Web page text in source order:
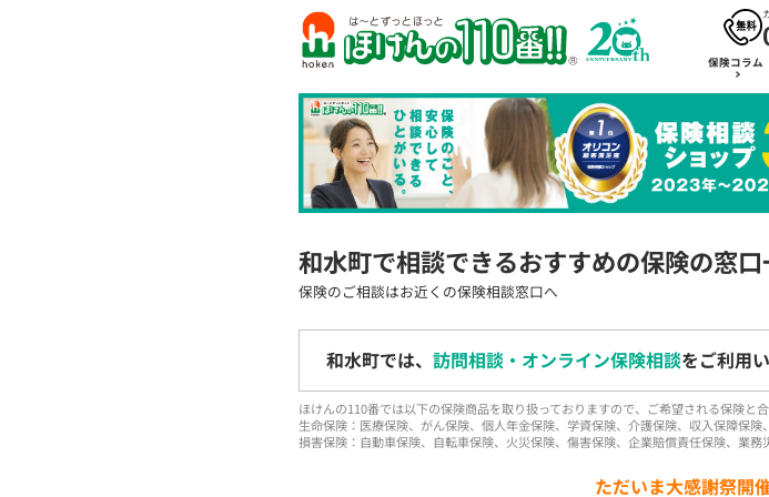
保険コラム
和水町で相談できるおすすめの保険の窓
保険のご相談はお近くの保険相談窓口へ
和水町では、 訪問相談・オンライン保険相談をご利用
ほけんの110番では以下の保険商品を取り扱っておりますので、ご希望される保険と
生命保険：医療保険、がん保険、個人年金保険、学資保険、介護保険、収入保障保
損害保険：自動車保険、自転車保険、火災保険、傷害保険、企業賠償責任保険、業務
ただいま大感謝祭開